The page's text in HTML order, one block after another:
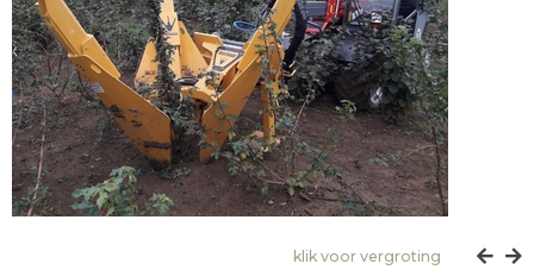
klik voor vergroting